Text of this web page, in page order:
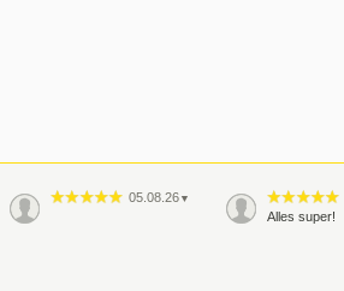
05.08.26 ▼
Alles super!